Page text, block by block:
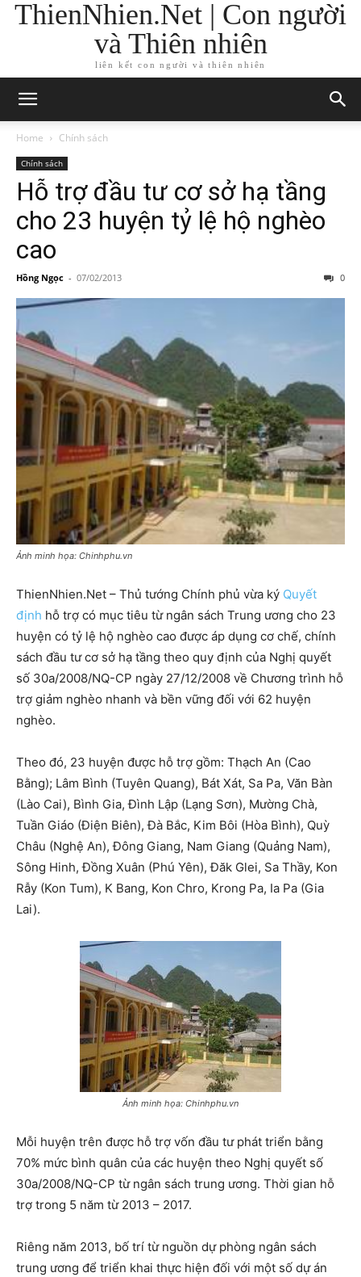
ThienNhien.Net | Con người
và Thiên nhiên
liên kết con người và thiên nhiên
Home Chính sách
Chính sách
Hỗ trợ đầu tư cơ sở hạ tầng
cho 23 huyện tỷ lệ hộ nghèo
cao
Hồng Ngọc - 07/02/2013 0
Ảnh minh họa: Chinhphu.vn
ThienNhien.Net – Thủ tướng Chính phủ vừa ký Quyết
định hỗ trợ có mục tiêu từ ngân sách Trung ương cho 23
huyện có tỷ lệ hộ nghèo cao được áp dụng cơ chế, chính
sách đầu tư cơ sở hạ tầng theo quy định của Nghị quyết
số 30a/2008/NQ-CP ngày 27/12/2008 về Chương trình hỗ
trợ giảm nghèo nhanh và bền vững đối với 62 huyện
nghèo.
Theo đó, 23 huyện được hỗ trợ gồm: Thạch An (Cao
Bằng); Lâm Bình (Tuyên Quang), Bát Xát, Sa Pa, Văn Bàn
(Lào Cai), Bình Gia, Đình Lập (Lạng Sơn), Mường Chà,
Tuần Giáo (Điện Biên), Đà Bắc, Kim Bôi (Hòa Bình), Quỳ
Châu (Nghệ An), Đông Giang, Nam Giang (Quảng Nam),
Sông Hinh, Đồng Xuân (Phú Yên), Đăk Glei, Sa Thầy, Kon
Rẫy (Kon Tum), K Bang, Kon Chro, Krong Pa, Ia Pa (Gia
Lai).
Ảnh minh họa: Chinhphu.vn
Mỗi huyện trên được hỗ trợ vốn đầu tư phát triển bằng
70% mức bình quân của các huyện theo Nghị quyết số
30a/2008/NQ-CP từ ngân sách trung ương. Thời gian hỗ
trợ trong 5 năm từ 2013 – 2017.
Riêng năm 2013, bố trí từ nguồn dự phòng ngân sách
trung ương để triển khai thực hiện đối với một số dự án